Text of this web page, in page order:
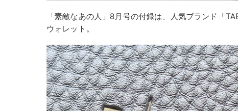
「素敵なあの人」8月号の付録は、人気ブランド「
ウォレット。